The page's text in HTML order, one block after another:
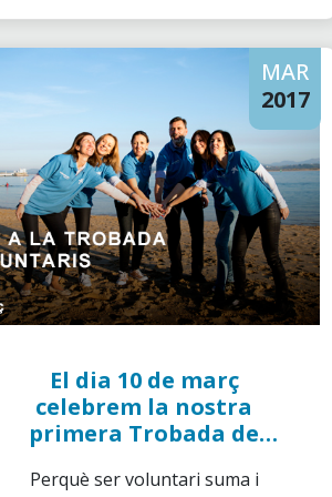
MAR
2017
El dia 10 de març
celebrem la nostra
primera Trobada de
Caixa"
Perquè ser voluntari suma i